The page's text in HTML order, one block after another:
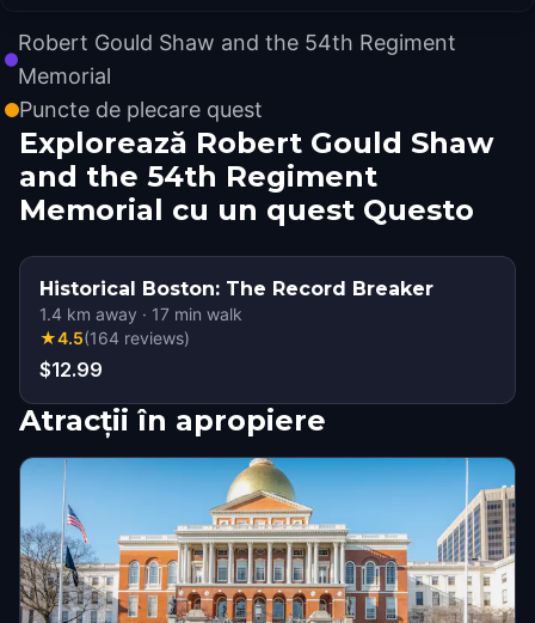
Robert Gould Shaw and the 54th Regiment
Memorial
Puncte de plecare quest
Explorează Robert Gould Shaw
and the 54th Regiment
Memorial cu un quest Questo
Historical Boston: The Record Breaker
1.4 km away · 17 min walk
★4.5(164 reviews)
$12.99
Atracții în apropiere